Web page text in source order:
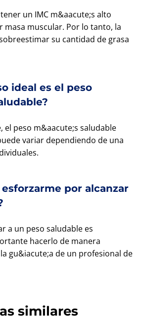
un IMC m&aacute;s alto
masa muscular. Por lo tanto, la
su cantidad de grasa
ideal es el peso
el peso m&aacute;s saludable
variar dependiendo de una
por alcanzar
a un peso saludable es
hacerlo de manera
gu&iacute;a de un profesional de
similares